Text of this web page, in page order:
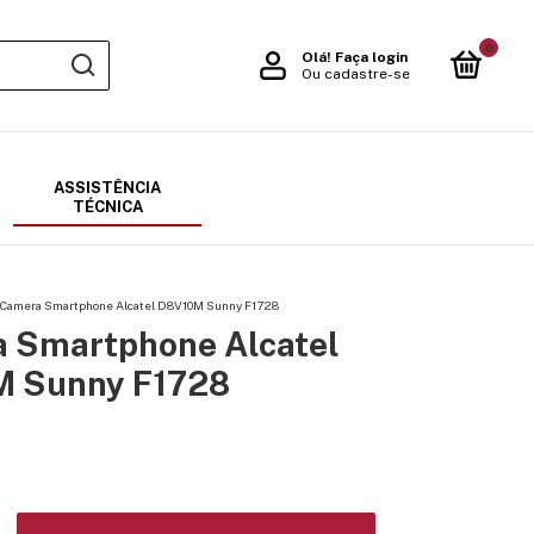
Olá! Faça login
Ou cadastre-se
0
ASSISTÊNCIA
TÉCNICA
Camera Smartphone Alcatel D8V10M Sunny F1728
Smartphone Alcatel
Sunny F1728